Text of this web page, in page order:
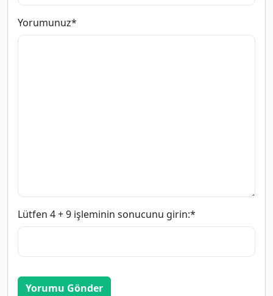
Yorumunuz*
Lütfen 4 + 9 işleminin sonucunu girin:*
Yorumu Gönder